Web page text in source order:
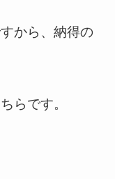
から、納得の
らです。